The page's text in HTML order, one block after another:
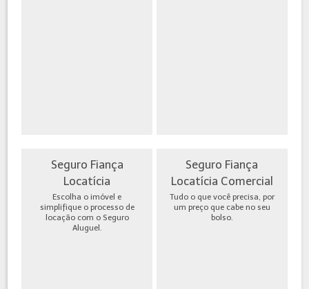
Seguro Fiança
Locatícia
Escolha o imóvel e
simplifique o processo de
locação com o Seguro
Aluguel.
Seguro Fiança
Locatícia Comercial
Tudo o que você precisa, por
um preço que cabe no seu
bolso.